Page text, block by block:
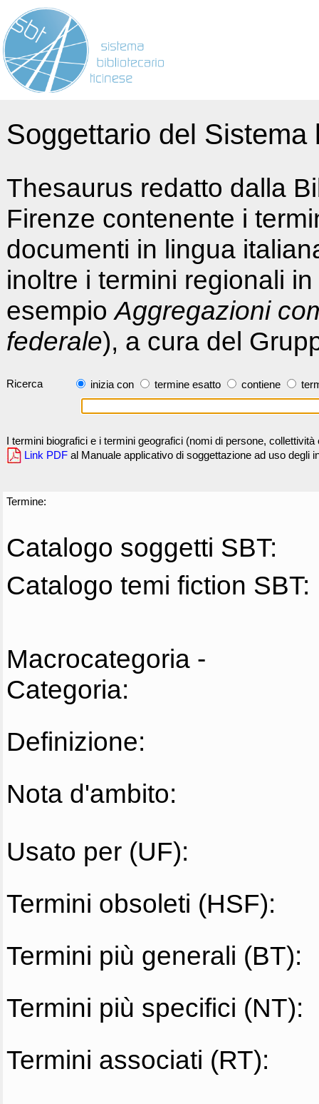
Soggettario del
Thesaurus redatto dalla
Firenze contenente i
documenti in lingua
inoltre i termini regionali
esempioAggregazioni
federale), a cura del
Ricerca inizia con termine esatto contiene
I termini biografici e i termini geografici (nomi di persone,
Link PDF al Manuale applicativo di soggettazione ad uso degli
Termine:
Catalogo soggetti SBT:
Catalogo temi fiction SBT:
Macrocategoria -
Categoria:
Definizione:
Nota d'ambito:
Usato per (UF):
Termini obsoleti (HSF):
Termini più generali (BT):
Termini più specifici (NT):
Termini associati (RT):